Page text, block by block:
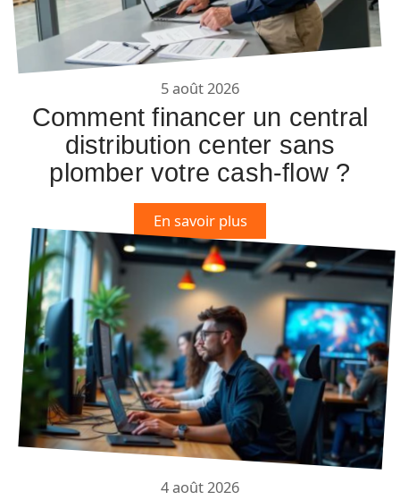
5 août 2026
Comment financer un central
distribution center sans
plomber votre cash-flow ?
En savoir plus
4 août 2026